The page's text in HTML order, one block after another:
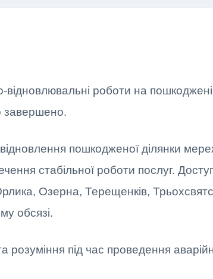
роботи на
завершено.
пошкодженої ділянки
стабільної роботи послуг.
Озерна, Терещенків,
обсязі.
розуміння під час проведення